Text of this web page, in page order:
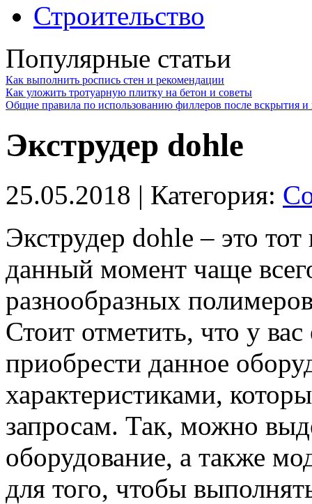
Строительство
Популярные статьи
Как выполнить роспись стен и рекомендации
Как уложить тротуарную плитку на бетон и советы
Общие правила по использованию филлеров после вскрытия и
Экструдер dohle
25.05.2018 | Категория:
Экструдер dohle – это
данный момент чаще
разнообразных
Стоит отметить, что у
приобрести данное
характеристиками,
запросам. Так, можно
оборудование, а также
для того, чтобы